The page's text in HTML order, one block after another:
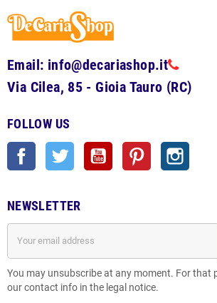
Email: info@decariashop.it
Via Cilea, 85 - Gioia Tauro (RC)
FOLLOW US
Facebook Twitter YouTube Pinterest
NEWSLETTER
You may unsubscribe at any moment. For that
our contact info in the legal notice.